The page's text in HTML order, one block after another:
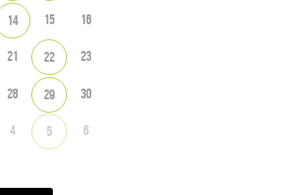
14 15 16
21 22 23
28 29 30
4 5 6